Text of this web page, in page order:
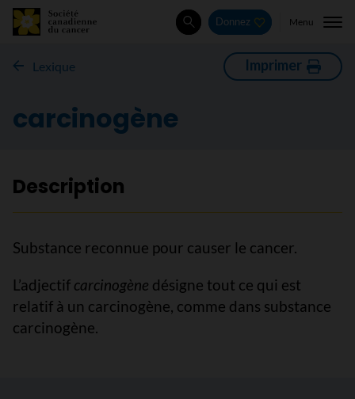
Rechercher
Donnez Menu
Lexique Imprimer
carcinogène
Description
Substance reconnue pour causer le cancer.
L’adjectif carcinogène désigne tout ce qui est
relatif à un carcinogène, comme dans substance
carcinogène.